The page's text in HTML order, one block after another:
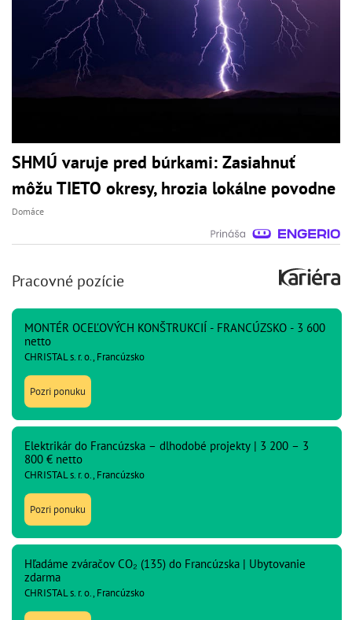
SHMÚ varuje pred búrkami: Zasiahnuť
môžu TIETO okresy, hrozia lokálne povodne
Domáce
Pracovné pozície
MONTÉR OCEĽOVÝCH KONŠTRUKCIÍ - FRANCÚZSKO - 3 600
netto
CHRISTAL s. r. o., Francúzsko
Pozri ponuku
Elektrikár do Francúzska – dlhodobé projekty | 3 200 – 3
800 € netto
CHRISTAL s. r. o., Francúzsko
Pozri ponuku
Hľadáme zváračov CO₂ (135) do Francúzska | Ubytovanie
zdarma
CHRISTAL s. r. o., Francúzsko